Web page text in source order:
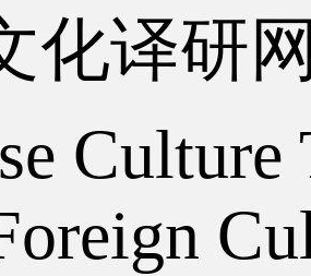
化译研